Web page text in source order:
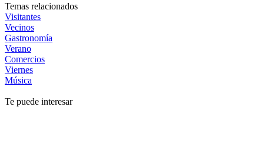
Temas relacionados
Visitantes
Vecinos
Gastronomía
Verano
Comercios
Viernes
Música
Te puede interesar